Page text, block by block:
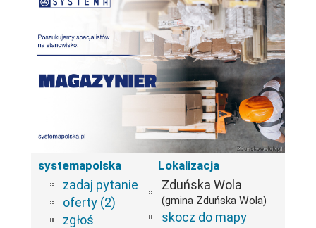
systemapolska
zadaj pytanie
oferty (2)
zgłoś
Lokalizacja
Zduńska Wola
(gmina Zduńska Wola)
skocz do mapy